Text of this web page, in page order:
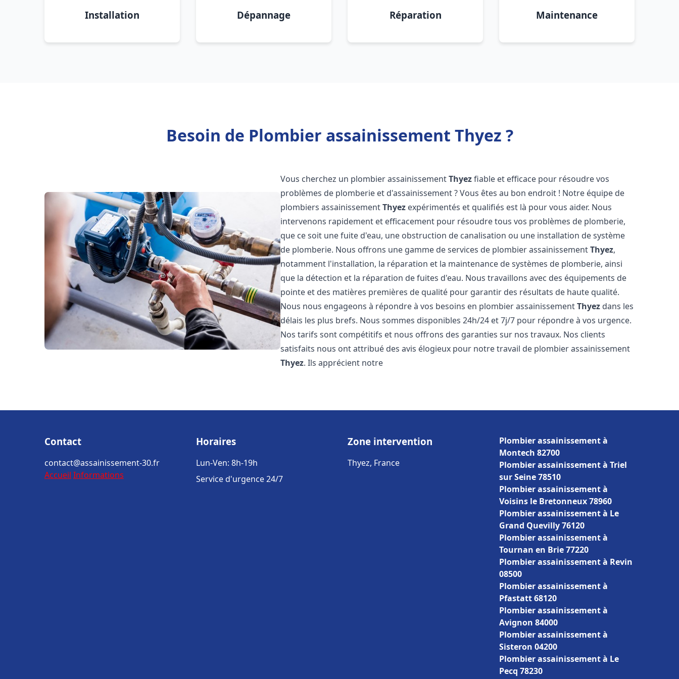
Installation Dépannage Réparation Maintenance
Besoin de Plombier assainissement Thyez ?
Vous cherchez un plombier assainissementThyezfiable et efficace pour résoudre vos
problèmes de plomberie et d'assainissement ? Vous êtes au bon endroit ! Notre équipe de
plombiers assainissementThyez expérimentés et qualifiés est là pour vous aider. Nous
intervenons rapidement et efficacement pour résoudre tous vos problèmes de plomberie,
que ce soit une fuite d'eau, une obstruction de canalisation ou une installation de système
de plomberie. Nous offrons une gamme de services de plombier assainissementThyez,
notamment l'installation, la réparation et la maintenance de systèmes de plomberie, ainsi
que la détection et la réparation de fuites d'eau. Nous travaillons avec des équipements de
pointe et des matières premières de qualité pour garantir des résultats de haute qualité.
Nous nous engageons à répondre à vos besoins en plombier assainissementThyez dans les
délais les plus brefs. Nous sommes disponibles 24h/24 et 7j/7 pour répondre à vos urgence.
Nos tarifs sont compétitifs et nous offrons des garanties sur nos travaux. Nos clients
satisfaits nous ont attribué des avis élogieux pour notre travail de plombier assainissement
Thyez. Ils apprécient notre
Contact
contact@assainissement-30.fr
Accueil Informations
Horaires
Lun-Ven: 8h-19h
Service d'urgence 24/7
Zone intervention
Thyez, France
Plombier assainissement à
Montech 82700
Plombier assainissement à Triel
sur Seine 78510
Plombier assainissement à
Voisins le Bretonneux 78960
Plombier assainissement à Le
Grand Quevilly 76120
Plombier assainissement à
Tournan en Brie 77220
Plombier assainissement à Revin
08500
Plombier assainissement à
Pfastatt 68120
Plombier assainissement à
Avignon 84000
Plombier assainissement à
Sisteron 04200
Plombier assainissement à Le
Pecq 78230